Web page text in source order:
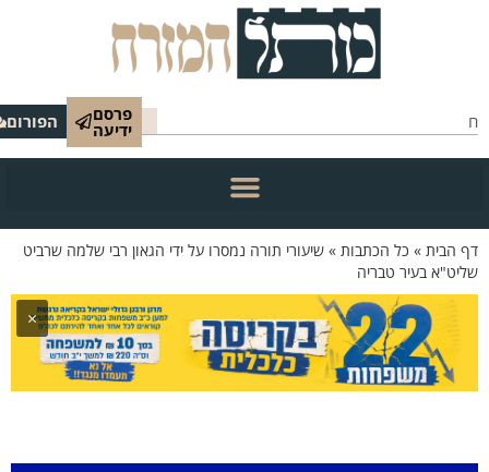
פרסם
ידיעה הפורום
»כל הכתבות»שיעורי תורה נמסרו על ידי הגאון רבי שלמה שרביט
בעיר טבריה
×